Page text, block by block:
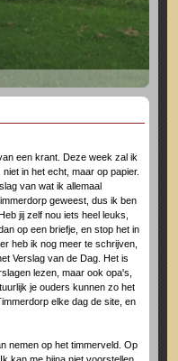
een krant. Deze week zal ik
in het echt, maar op papier.
van wat ik allemaal
geweest, dus ik ben
jij zelf nou iets heel leuks,
op een briefje, en stop het in
heb ik nog meer te schrijven,
Verslag van de Dag. Het is
lezen, maar ook opa's,
je ouders kunnen zo het
elke dag de site, en
nemen op het timmerveld. Op